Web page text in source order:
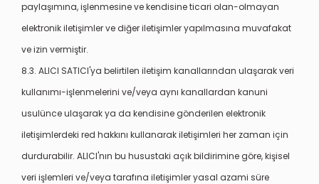
paylaşımına, işlenmesine ve kendisine ticari olan-olmayan
elektronik iletişimler ve diğer iletişimler yapılmasına muvafakat
ve izin vermiştir.
8.3. ALICI SATICI'ya belirtilen iletişim kanallarından ulaşarak veri
kullanımı-işlenmelerini ve/veya aynı kanallardan kanuni
usulünce ulaşarak ya da kendisine gönderilen elektronik
iletişimlerdeki red hakkını kullanarak iletişimleri her zaman için
durdurabilir. ALICI'nın bu husustaki açık bildirimine göre, kişisel
veri işlemleri ve/veya tarafına iletişimler yasal azami süre